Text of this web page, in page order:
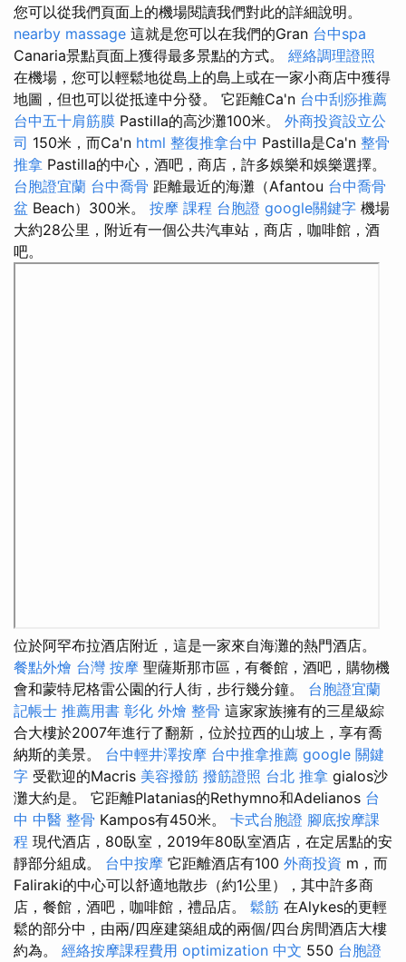
您可以從我們頁面上的機場閱讀我們對此的詳細說明。
nearby massage 這就是您可以在我們的Gran 台中spa
Canaria景點頁面上獲得最多景點的方式。 經絡調理證照
在機場，您可以輕鬆地從島上的島上或在一家小商店中獲得
地圖，但也可以從抵達中分發。 它距離Ca'n 台中刮痧推薦
台中五十肩筋膜 Pastilla的高沙灘100米。 外商投資設立公
司 150米，而Ca'n html 整復推拿台中 Pastilla是Ca'n 整骨
推拿 Pastilla的中心，酒吧，商店，許多娛樂和娛樂選擇。
台胞證宜蘭 台中喬骨 距離最近的海灘（Afantou 台中喬骨
盆 Beach）300米。 按摩 課程 台胞證 google關鍵字 機場
大約28公里，附近有一個公共汽車站，商店，咖啡館，酒
吧。
位於阿罕布拉酒店附近，這是一家來自海灘的熱門酒店。
餐點外燴 台灣 按摩 聖薩斯那市區，有餐館，酒吧，購物機
會和蒙特尼格雷公園的行人街，步行幾分鐘。 台胞證宜蘭
記帳士 推薦用書 彰化 外燴 整骨 這家家族擁有的三星級綜
合大樓於2007年進行了翻新，位於拉西的山坡上，享有喬
納斯的美景。 台中輕井澤按摩 台中推拿推薦 google 關鍵
字 受歡迎的Macris 美容撥筋 撥筋證照 台北 推拿 gialos沙
灘大約是。 它距離Platanias的Rethymno和Adelianos 台
中 中醫 整骨 Kampos有450米。 卡式台胞證 腳底按摩課
程 現代酒店，80臥室，2019年80臥室酒店，在定居點的安
靜部分組成。 台中按摩 它距離酒店有100 外商投資 m，而
Faliraki的中心可以舒適地散步（約1公里），其中許多商
店，餐館，酒吧，咖啡館，禮品店。 鬆筋 在Alykes的更輕
鬆的部分中，由兩/四座建築組成的兩個/四台房間酒店大樓
約為。 經絡按摩課程費用 optimization 中文 550 台胞證